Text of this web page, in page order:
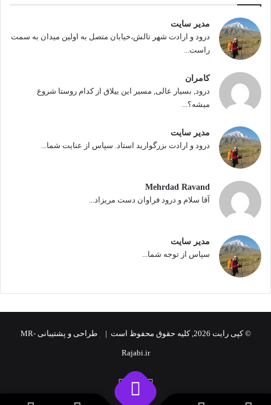
مدیر سایت
درود و ارادت شهر تالش،خیابان متصل به اولین میدان به سمت
راست...
کامران
درود, بسیار عالی, مسیر این ییلاق از کدام روستا شروع
میشه؟...
مدیر سایت
درود و ارادت بزرگوارید استاد. سپاس از عنایت شما...
Mehrdad Ravand
آقا سلام و درود فراوان دست مریزاد...
مدیر سایت
سپاس از توجه شما...
© کپی رایت 2026, کلیه حقوق محفوظ است | طراحی و پشتیبانی MR-
Rajabi.ir
اینستاگرامتلگرام